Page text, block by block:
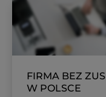
FIRMA BEZ ZUS
W POLSCE